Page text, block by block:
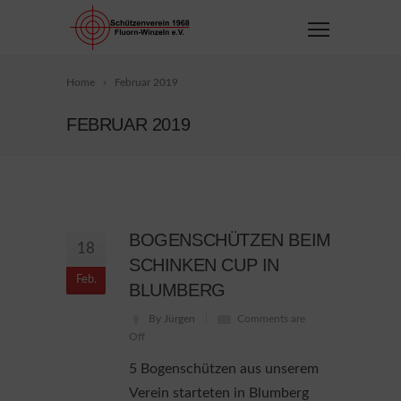
Home Februar 2019
FEBRUAR 2019
18
Feb.
BOGENSCHÜTZEN BEIM
SCHINKEN CUP IN
BLUMBERG
By Jürgen
Comments are
Off
5 Bogenschützen aus unserem
Verein starteten in Blumberg